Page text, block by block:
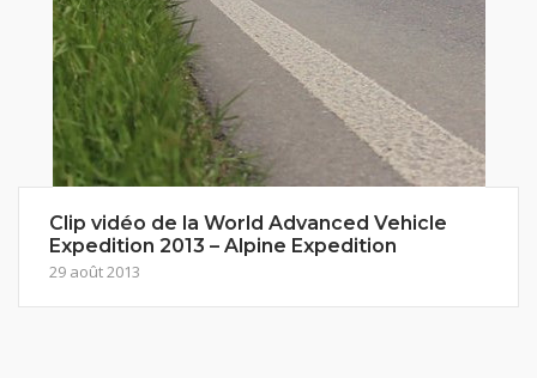
Clip vidéo de la World Advanced Vehicle
Expedition 2013 – Alpine Expedition
29 août 2013